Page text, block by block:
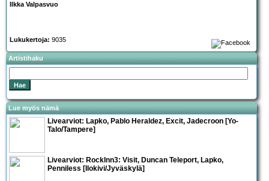
Ilkka Valpasvuo
Lukukertoja: 9035
Artistihaku
Lue myös nämä
Livearviot: Lapko, Pablo Heraldez, Excit, Jadecroon [Yo-
Talo/Tampere]
Livearviot: RockInn3: Visit, Duncan Teleport, Lapko,
Penniless [Ilokivi/Jyväskylä]